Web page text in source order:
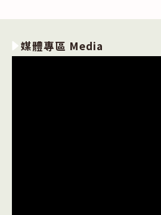
媒體專區 Media